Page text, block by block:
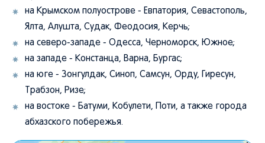
на Крымском полуострове - Евпатория, Севастополь,
Ялта, Алушта, Судак, Феодосия, Керчь;
на северо-западе - Одесса, Черноморск, Южное;
на западе - Констанца, Варна, Бургас;
на юге - Зонгулдак, Синоп, Самсун, Орду, Гиресун,
Трабзон, Ризе;
на востоке - Батуми, Кобулети, Поти, а также города
абхазского побережья.